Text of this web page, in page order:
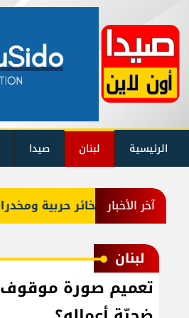
الرئيسية لبنان صيدا
آخر الأخبار
لبنان